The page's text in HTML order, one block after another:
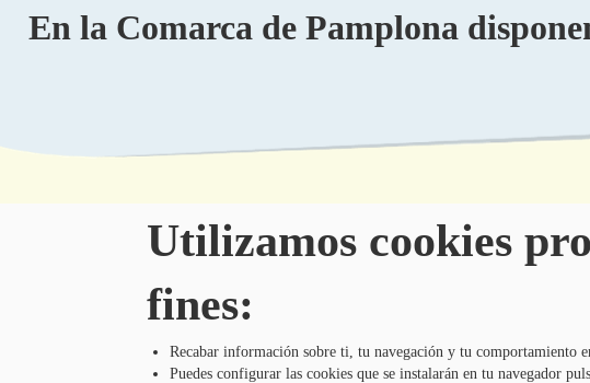
En la Comarca de Pamplona
Tel.: 948 203 444
Programa
Utilizamos cookies
fines:
Recabar información sobre ti, tu navegación y tu comportamiento
Puedes configurar las cookies que se instalarán en tu navegador